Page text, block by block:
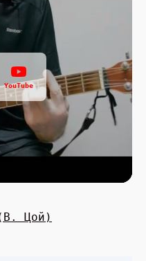
YouTube
Цой)